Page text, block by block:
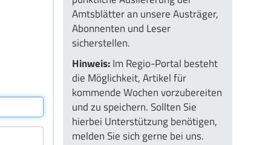
Amtsblätter an unsere Austräger,
Abonnenten und Leser
sicherstellen.
Hinweis:Im Regio-Portal besteht
die Möglichkeit, Artikel für
kommende Wochen vorzubereiten
und zu speichern. Sollten Sie
hierbei Unterstützung benötigen,
melden Sie sich gerne bei uns.